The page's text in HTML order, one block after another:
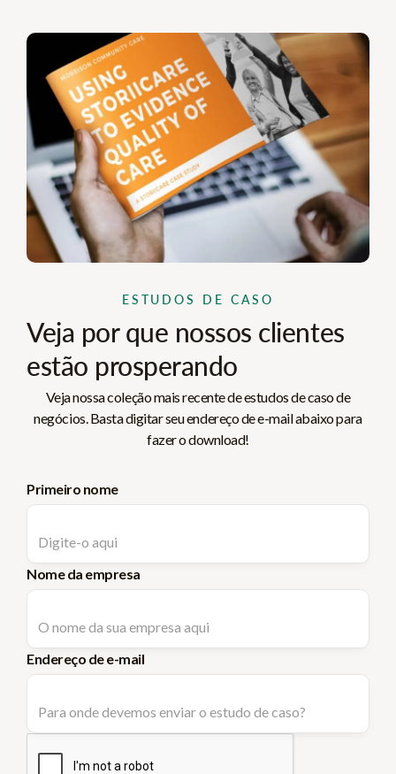
ESTUDOS DE CASO
Veja por que nossos clientes
estão prosperando
Veja nossa coleção mais recente de estudos de caso de
negócios. Basta digitar seu endereço de e-mail abaixo para
fazer o download!
Primeiro nome
Nome da empresa
Endereço de e-mail